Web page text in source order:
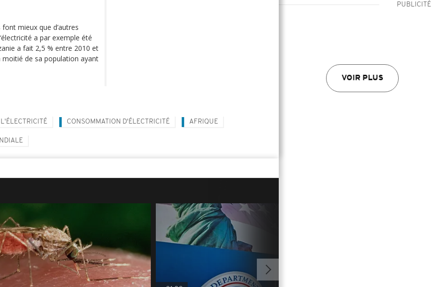
PUBLICITÉ
VOIR PLUS
mieux que d’autres
a par exemple été
a fait 2,5 % entre 2010 et
moitié de sa population ayant
CONSOMMATION D'ÉLECTRICITÉ AFRIQUE